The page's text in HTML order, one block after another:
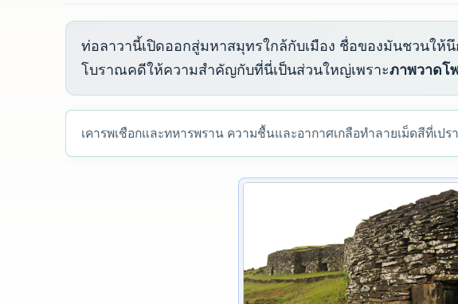
ท่อลาวานี้เปิดออกสู่มหาสมุทรใกล้กับเมือง ชื่อของมันชวนใ
โบราณคดีให้ความสำคัญกับที่นี่เป็นส่วนใหญ่เพราะภาพวาดโ
เคารพเชือกและทหารพราน ความชื้นและอากาศเกลือทำลายเม็ดสีที่เปร